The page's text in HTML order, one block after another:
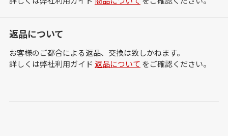
返品について
お客様のご都合による返品、交換は致しかねます。
詳しくは弊社利用ガイド 返品について をご確認ください。